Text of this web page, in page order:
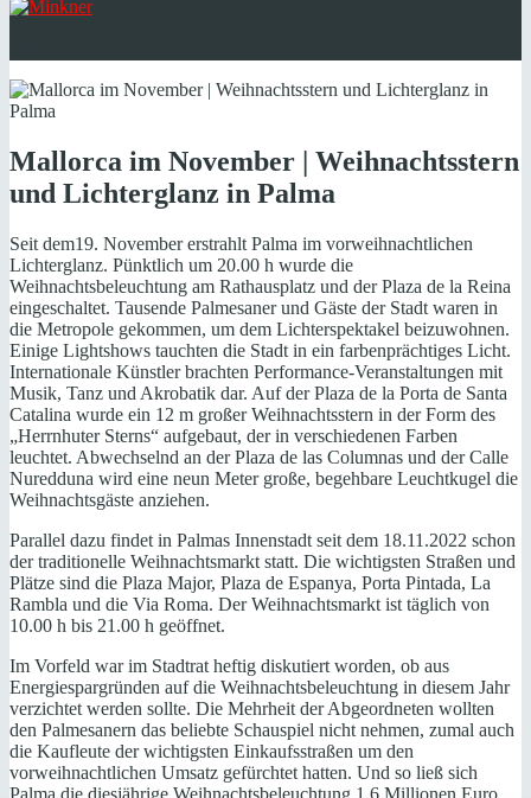
Mallorca im November | Weihnachtsstern
und Lichterglanz in Palma
Seit dem19. November erstrahlt Palma im vorweihnachtlichen
Lichterglanz. Pünktlich um 20.00 h wurde die
Weihnachtsbeleuchtung am Rathausplatz und der Plaza de la Reina
eingeschaltet. Tausende Palmesaner und Gäste der Stadt waren in
die Metropole gekommen, um dem Lichterspektakel beizuwohnen.
Einige Lightshows tauchten die Stadt in ein farbenprächtiges Licht.
Internationale Künstler brachten Performance-Veranstaltungen mit
Musik, Tanz und Akrobatik dar. Auf der Plaza de la Porta de Santa
Catalina wurde ein 12 m großer Weihnachtsstern in der Form des
„Herrnhuter Sterns“ aufgebaut, der in verschiedenen Farben
leuchtet. Abwechselnd an der Plaza de las Columnas und der Calle
Nuredduna wird eine neun Meter große, begehbare Leuchtkugel die
Weihnachtsgäste anziehen.
Parallel dazu findet in Palmas Innenstadt seit dem 18.11.2022 schon
der traditionelle Weihnachtsmarkt statt. Die wichtigsten Straßen und
Plätze sind die Plaza Major, Plaza de Espanya, Porta Pintada, La
Rambla und die Via Roma. Der Weihnachtsmarkt ist täglich von
10.00 h bis 21.00 h geöffnet.
Im Vorfeld war im Stadtrat heftig diskutiert worden, ob aus
Energiespargründen auf die Weihnachtsbeleuchtung in diesem Jahr
verzichtet werden sollte. Die Mehrheit der Abgeordneten wollten
den Palmesanern das beliebte Schauspiel nicht nehmen, zumal auch
die Kaufleute der wichtigsten Einkaufsstraßen um den
vorweihnachtlichen Umsatz gefürchtet hatten. Und so ließ sich
Palma die diesjährige Weihnachtsbeleuchtung 1,6 Millionen Euro